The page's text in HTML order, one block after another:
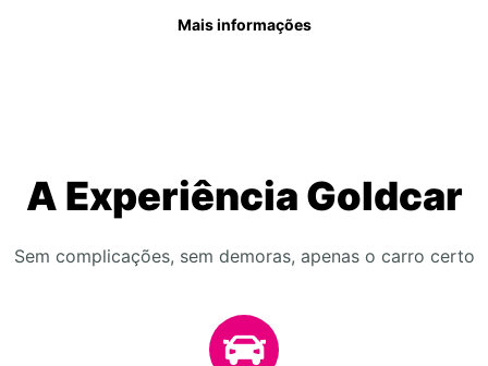
Mais informações
A Experiência Goldcar
Sem complicações, sem demoras, apenas o carro certo